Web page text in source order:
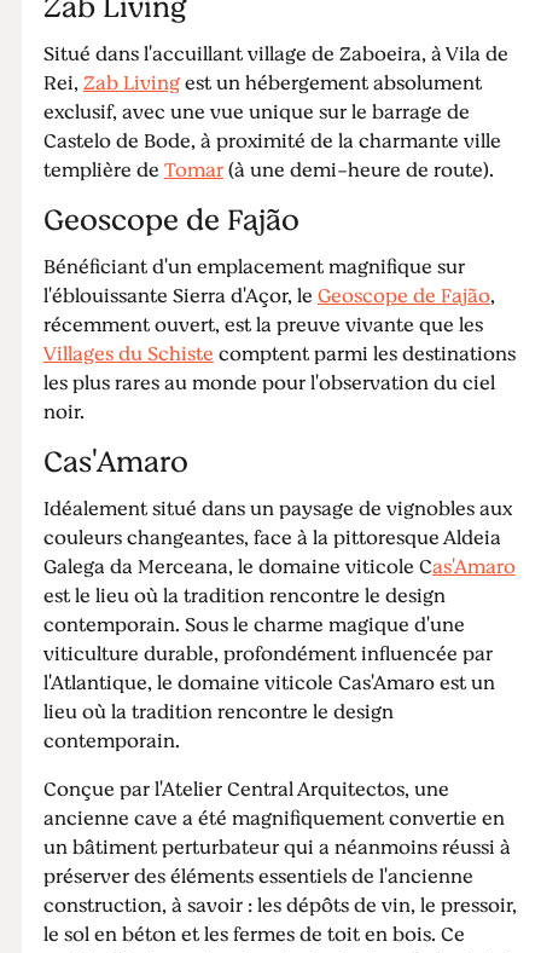
Situé dans l'accuillant village de Zaboeira, à Vila de
Rei,Zab Livingest un hébergement absolument
exclusif, avec une vue unique sur le barrage de
Castelo de Bode, à proximité de la charmante ville
templière deTomar(à une demi-heure de route).
Geoscope de Fajão
Bénéficiant d'un emplacement magnifique sur
l'éblouissante Sierra d'Açor, leGeoscope de Fajão,
récemment ouvert, est la preuve vivante que les
Villages du Schistecomptent parmi les destinations
les plus rares au monde pour l'observation du ciel
noir.
Cas'Amaro
Idéalement situé dans un paysage de vignobles aux
couleurs changeantes, face à la pittoresque Aldeia
Galega da Merceana, le domaine viticole Cas'Amaro
est le lieu où la tradition rencontre le design
contemporain. Sous le charme magique d'une
viticulture durable, profondément influencée par
l'Atlantique, le domaine viticole Cas'Amaro est un
lieu où la tradition rencontre le design
contemporain.
Conçue par l'Atelier Central Arquitectos, une
ancienne cave a été magnifiquement convertie en
un bâtiment perturbateur qui a néanmoins réussi à
préserver des éléments essentiels de l'ancienne
construction, à savoir : les dépôts de vin, le pressoir,
le sol en béton et les fermes de toit en bois. Ce